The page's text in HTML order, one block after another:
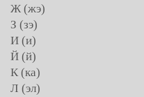
Ж (жэ)
З (зэ)
И (и)
Й (й)
К (ка)
Л (эл)